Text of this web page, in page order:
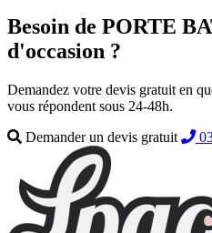
Besoin de PORTE
d'occasion ?
Demandez votre devis gratuit en
vous répondent sous 24-48h.
Demander un devis gratuit